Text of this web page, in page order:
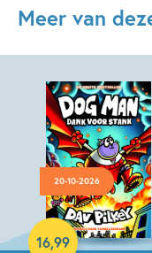
Meer van
20-10-2026
16,99
Hardcover